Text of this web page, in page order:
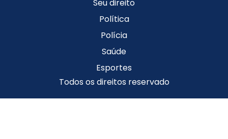
Seu direito
Política
Polícia
Saúde
Esportes
Todos os direitos reservado